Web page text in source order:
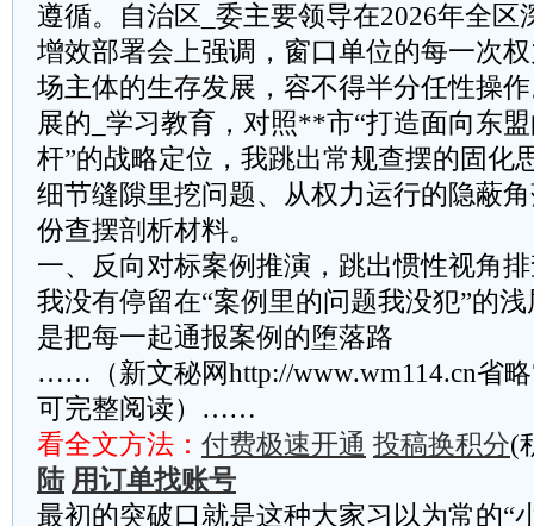
遵循。自治区_委主要领导在2026年全区
增效部署会上强调，窗口单位的每一次
场主体的生存发展，容不得半分任性操
展的_学习教育，对照**市“打造面向东
杆”的战略定位，我跳出常规查摆的固化
细节缝隙里挖问题、从权力运行的隐蔽
份查摆剖析材料。
一、反向对标案例推演，跳出惯性视角
我没有停留在“案例里的问题我没犯”的
是把每一起通报案例的堕落路
……（新文秘网http://www.wm114.cn省
可完整阅读）……
看全文方法： 付费极速开通 投稿换积分(
陆 用订单找账号
最初的突破口就是这种大家习以为常的“